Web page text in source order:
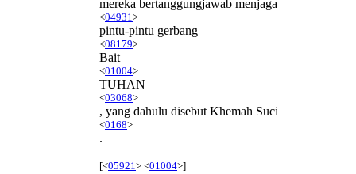
mereka bertanggungjawab menjaga
<04931 >
pintu-pintu gerbang
<08179>
Bait
<01004>
TUHAN
<03068>
, yang dahulu disebut Khemah Suci
<0168>
.
[<05921 > <01004>]